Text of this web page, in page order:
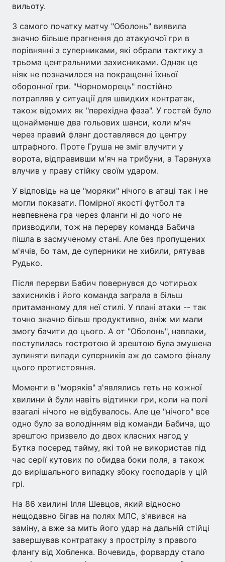
вильоту.
З самого початку матчу "Оболонь" виявила
значно більше прагнення до атакуючої гри в
порівнянні з суперниками, які обрали тактику з
трьома центральними захисниками. Однак це
ніяк не позначилося на покращенні їхньої
оборонної гри. "Чорноморець" постійно
потрапляв у ситуації для швидких контратак,
також відомих як "перехідна фаза". У гостей було
щонайменше два гольових шанси, коли м'яч
через правий фланг доставлявся до центру
штрафного. Проте Груша не зміг влучити у
ворота, відправивши м'яч на трибуни, а Тарануха
влучив у праву стійку своїм ударом.
У відповідь на це "моряки" нічого в атаці так і не
могли показати. Помірної якості футбол та
невпевнена гра через фланги ні до чого не
призводили, тож на перерву команда Бабича
пішла в засмученому стані. Але без пропущених
м'ячів, бо там, де суперники не хибили, рятував
Рудько.
Після перерви Бабич повернувся до чотирьох
захисників і його команда заграла в більш
притаманному для неї стилі. У плані атаки -- так
точно значно більш продуктивно, аніж ми мали
змогу бачити до цього. А от "Оболонь", навпаки,
поступилась гостротою й зрештою була змушена
зупиняти випади суперників аж до самого фіналу
цього протистояння.
Моменти в "моряків" з'являлись геть не кожної
хвилини й були навіть відтинки гри, коли на полі
взагалі нічого не відбувалось. Але це "нічого" все
одно було за володінням від команди Бабича, що
зрештою призвело до двох класних нагод у
Бутка посеред тайму, які той не використав під
час серії кутових по обидва боки поля, а також
до вирішального випадку збоку господарів у цій
грі.
На 86 хвилині Ілля Шевцов, який відносно
нещодавно бігав на полях МЛС, з'явився на
заміну, а вже за мить його удар на дальній стійці
завершував контратаку з прострілу з правого
флангу від Хобленка. Вочевидь, форварду стало